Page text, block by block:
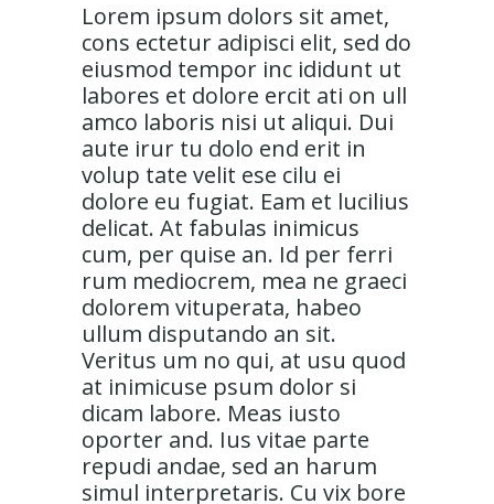
Lorem ipsum dolors sit amet,
cons ectetur adipisci elit, sed do
eiusmod tempor inc ididunt ut
labores et dolore ercit ati on ull
amco laboris nisi ut aliqui. Dui
aute irur tu dolo end erit in
volup tate velit ese cilu ei
dolore eu fugiat. Eam et lucilius
delicat. At fabulas inimicus
cum, per quise an. Id per ferri
rum mediocrem, mea ne graeci
dolorem vituperata, habeo
ullum disputando an sit.
Veritus um no qui, at usu quod
at inimicuse psum dolor si
dicam labore. Meas iusto
oporter and. Ius vitae parte
repudi andae, sed an harum
simul interpretaris. Cu vix bore